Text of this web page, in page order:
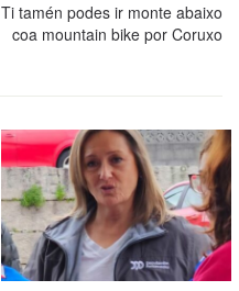
Ti tamén podes ir monte abaixo
coa mountain bike por Coruxo